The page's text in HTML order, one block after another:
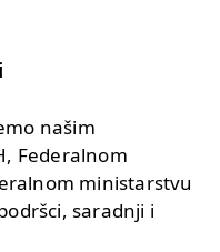
našim
Federalnom
ministarstvu
saradnji i